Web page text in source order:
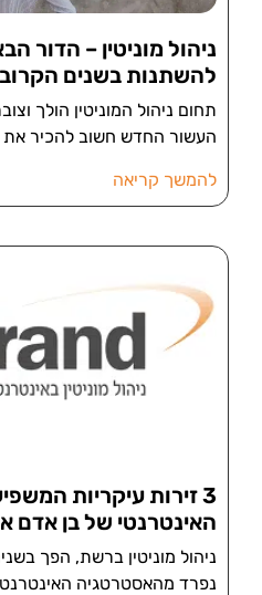
ניהול מוניטין – הדור
להשתנות בשנים
תחום ניהול המוניטין הולך
העשור החדש חשוב להכיר את
להמשך קריאה
3 זירות עיקריות
האינטרנטי של בן אדם
ניהול מוניטין ברשת, הפך
נפרד מהאסטרטגיה